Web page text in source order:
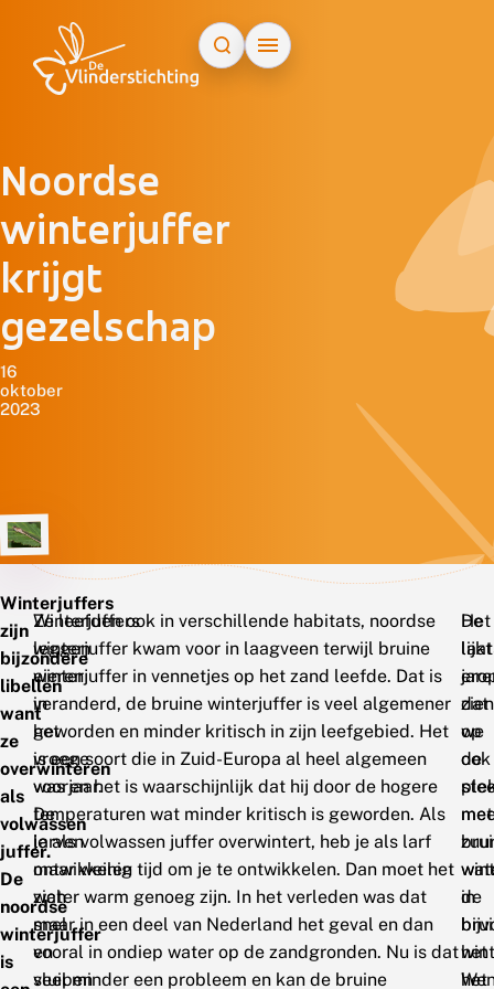
Noordse
winterjuffer
krijgt
gezelschap
16
oktober
2023
Winterjuffers
zijn
bijzondere
libellen
want
ze
overwinteren
als
volwassen
juffer.
De
noordse
winterjuffer
is
Winterjuffers
leggen
eieren
in
het
vroege
voorjaar.
De
larven
ontwikkelen
zich
snel
en
sluipen
Ze leefden ook in verschillende habitats, noordse
winterjuffer kwam voor in laagveen terwijl bruine
winterjuffer in vennetjes op het zand leefde. Dat is
veranderd, de bruine winterjuffer is veel algemener
geworden en minder kritisch in zijn leefgebied. Het
is een soort die in Zuid-Europa al heel algemeen
was en het is waarschijnlijk dat hij door de hogere
temperaturen wat minder kritisch is geworden. Als
je als volwassen juffer overwintert, heb je als larf
maar weinig tijd om je te ontwikkelen. Dan moet het
water warm genoeg zijn. In het verleden was dat
maar in een deel van Nederland het geval en dan
vooral in ondiep water op de zandgronden. Nu is dat
veel minder een probleem en kan de bruine
De
zien
we
ook
in
het
Het
lijkt
dat
op
de
met
de
het